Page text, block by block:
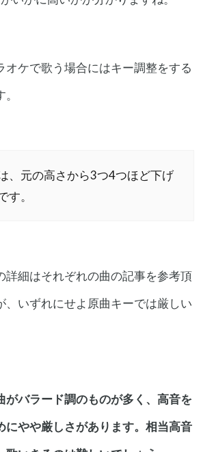
オケで歌う場合にはキー調整をする
、元の高さから3つ4つほど下げ
す。
詳細はそれぞれの曲の記事を参考頂
、いずれにせよ原曲キーでは厳しい
がバラード調のものが多く、高音を
にやや厳しさがあります。相当高音